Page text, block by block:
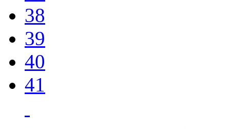
38
39
40
41